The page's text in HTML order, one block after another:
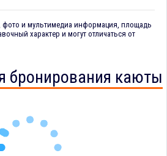
фото и мультимедиа информация, площадь
характер и могут отличаться от
бронирования каюты